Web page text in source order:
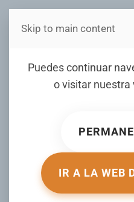
Estás en
Puedes continuar
o visitar nuestra
IR A LA WEB
Skip to main content
9 alimentos
salud
ESCRITO POR ES-US.VIDA-
. PUBLICADO EN MUJER